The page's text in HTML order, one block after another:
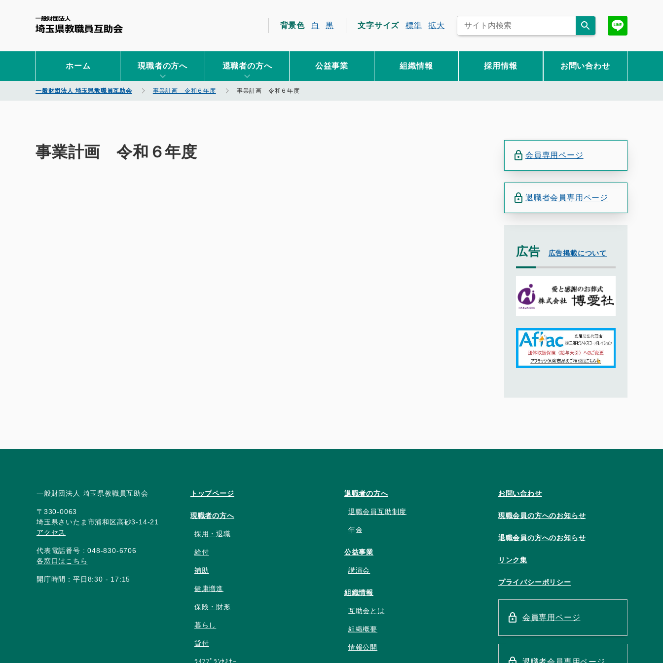
文字サイズ 標準 拡大
背景色 白 黒
ホーム 現職者の方へ 退職者の方へ 公益事業 組織情報 採用情報 お問い合わせ
一般財団法人 埼玉県教職員互助会 事業計画 令和６年度 事業計画 令和６年度
事業計画 令和６年度 会員専用ページ
退職者会員専用ページ
広告 広告掲載について
一般財団法人 埼玉県教職員互助会
〒330-0063
埼玉県さいたま市浦和区高砂3-14-21
アクセス
代表電話番号 : 048-830-6706
各窓口はこちら
開庁時間：平日8:30 - 17:15
トップページ
現職者の方へ
採用・退職
給付
補助
健康増進
保険・財形
暮らし
貸付
ﾗｲﾌﾌﾟﾗﾝｾﾐﾅｰ
退職者の方へ
退職会員互助制度
年金
公益事業
講演会
組織情報
互助会とは
組織概要
情報公開
お問い合わせ
現職会員の方へのお知らせ
退職会員の方へのお知らせ
リンク集
プライバシーポリシー
会員専用ページ